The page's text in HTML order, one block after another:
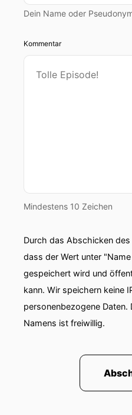
Dein Name oder
Kommentar
Mindestens 10 Zeichen
Durch das Abschicken
dass der Wert unter
gespeichert wird und
kann. Wir speichern keine
personenbezogene
Namens ist freiwillig.